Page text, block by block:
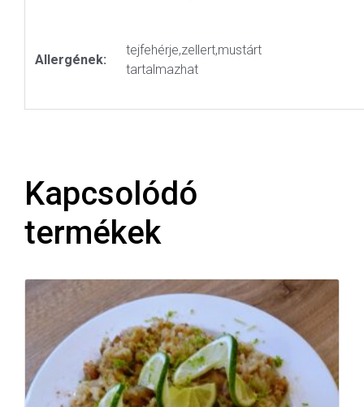
Allergének:
tejfehérje,zellert,mustárt
tartalmazhat
Kapcsolódó
termékek